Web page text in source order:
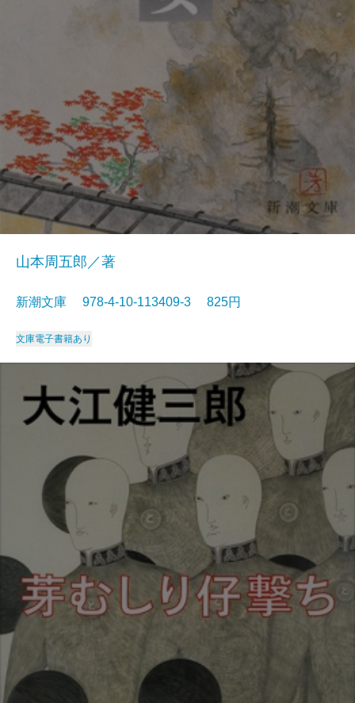
山本周五郎／著
新潮文庫 978-4-10-113409-3 825円
文庫電子書籍あり